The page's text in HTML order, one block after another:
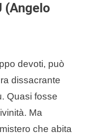
(Angelo
devoti, può
dissacrante
Quasi fosse
Ma
che abita